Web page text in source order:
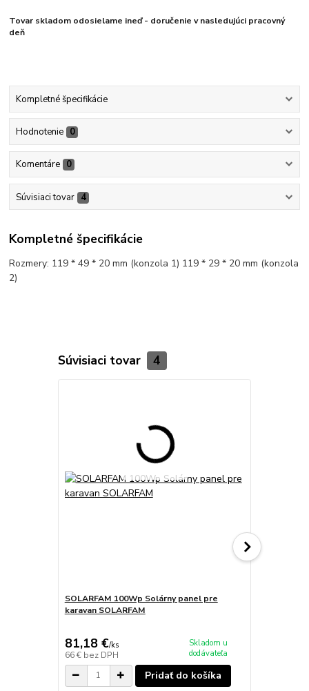
Tovar skladom odosielame ineď - doručenie v nasledujúci pracovný
deň
Kompletné špecifikácie
Hodnotenie 0
Komentáre 0
Súvisiaci tovar 4
Kompletné špecifikácie
Rozmery: 119 * 49 * 20 mm (konzola 1) 119 * 29 * 20 mm (konzola
2)
Súvisiaci tovar 4
SOLARFAM 100Wp Solárny panel pre
karavan SOLARFAM
81,18 €/ks
66 € bez DPH
Skladom u
dodávateľa
Pridať do košíka